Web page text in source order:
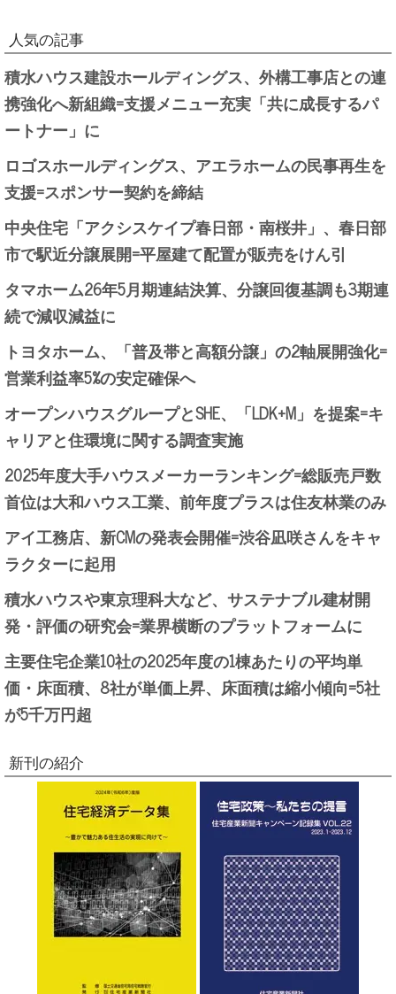
人気の記事
積水ハウス建設ホールディングス、外構工事店との連
携強化へ新組織=支援メニュー充実「共に成長するパ
ートナー」に
ロゴスホールディングス、アエラホームの民事再生を
支援=スポンサー契約を締結
中央住宅「アクシスケイプ春日部・南桜井」、春日部
市で駅近分譲展開=平屋建て配置が販売をけん引
タマホーム26年5月期連結決算、分譲回復基調も3期連
続で減収減益に
トヨタホーム、「普及帯と高額分譲」の2軸展開強化=
営業利益率5%の安定確保へ
オープンハウスグループとSHE、「LDK+M」を提案=キ
ャリアと住環境に関する調査実施
2025年度大手ハウスメーカーランキング=総販売戸数
首位は大和ハウス工業、前年度プラスは住友林業のみ
アイ工務店、新CMの発表会開催=渋谷凪咲さんをキャ
ラクターに起用
積水ハウスや東京理科大など、サステナブル建材開
発・評価の研究会=業界横断のプラットフォームに
主要住宅企業10社の2025年度の1棟あたりの平均単
価・床面積、8社が単価上昇、床面積は縮小傾向=5社
が5千万円超
新刊の紹介